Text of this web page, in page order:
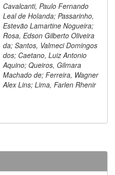
Cavalcanti, Paulo Fernando
Leal de Holanda; Passarinho,
Estevão Lamartine Nogueira;
Rosa, Edson Gilberto Oliveira
da; Santos, Valmeci Domingos
dos; Caetano, Luiz Antonio
Aquino; Queiros, Gilmara
Machado de; Ferreira, Wagner
Alex Lins; Lima, Farlen Rhenir